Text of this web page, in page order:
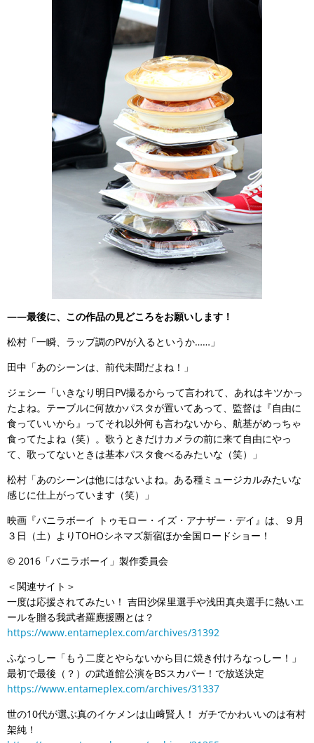
――最後に、この作品の見どころをお願いします！
松村「一瞬、ラップ調のPVが入るというか……」
田中「あのシーンは、前代未聞だよね！」
ジェシー「いきなり明日PV撮るからって言われて、あれはキツかっ
たよね。テーブルに何故かパスタが置いてあって、監督は『自由に
食っていいから』ってそれ以外何も言わないから、航基がめっちゃ
食ってたよね（笑）。歌うときだけカメラの前に来て自由にやっ
て、歌ってないときは基本パスタ食べるみたいな（笑）」
松村「あのシーンは他にはないよね。ある種ミュージカルみたいな
感じに仕上がっています（笑）」
映画『バニラボーイ トゥモロー・イズ・アナザー・デイ』は、９月
３日（土）よりTOHOシネマズ新宿ほか全国ロードショー！
© 2016「バニラボーイ」製作委員会
＜関連サイト＞
一度は応援されてみたい！ 吉田沙保里選手や浅田真央選手に熱いエ
ールを贈る我武者羅應援團とは？
https://www.entameplex.com/archives/31392
ふなっしー「もう二度とやらないから目に焼き付けろなっしー！」
最初で最後（？）の武道館公演をBSスカパー！で放送決定
https://www.entameplex.com/archives/31337
世の10代が選ぶ真のイケメンは山﨑賢人！ ガチでかわいいのは有村
架純！